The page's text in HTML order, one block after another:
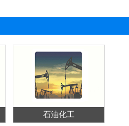
石油化工